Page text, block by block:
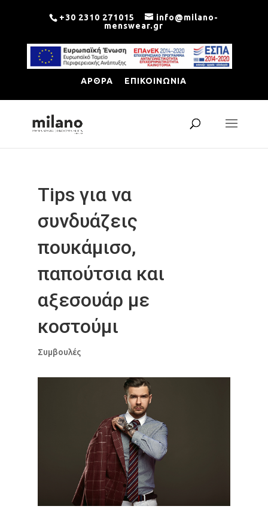
+30 2310 271015
info@milano-
menswear.gr
ΑΡΘΡΑ ΕΠΙΚΟΙΝΩΝΙΑ
Tips για να
συνδυάζεις
πουκάμισο,
παπούτσια και
αξεσουάρ με
κοστούμι
Συμβουλές